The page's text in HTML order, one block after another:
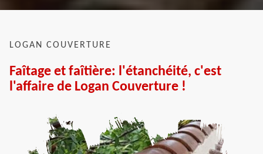
LOGAN COUVERTURE
Faîtage et faîtière: l'étanchéité, c'est
l'affaire de Logan Couverture !